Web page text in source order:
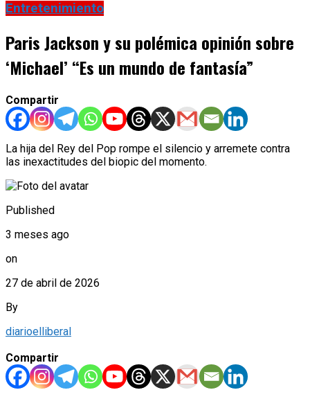
Entretenimiento
Paris Jackson y su polémica opinión sobre
‘Michael’ “Es un mundo de fantasía”
Compartir
La hija del Rey del Pop rompe el silencio y arremete contra
las inexactitudes del biopic del momento.
Published
3 meses ago
on
27 de abril de 2026
By
diarioelliberal
Compartir